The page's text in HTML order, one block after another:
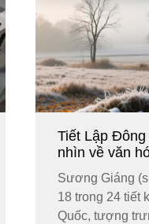
Tiết Lập Đông
nhìn về văn
Sương Giáng
18 trong 24 tiết
Quốc, tượng